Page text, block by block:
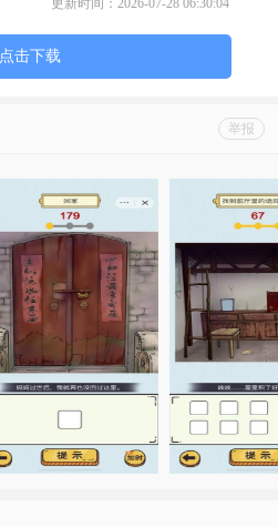
更新时间：2026-07-28 06:30:04
点击下载
举报